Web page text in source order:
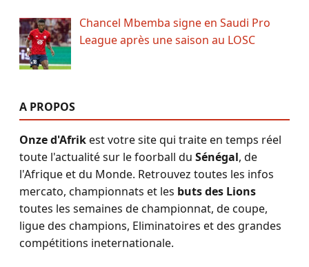
Chancel Mbemba signe en Saudi Pro
League après une saison au LOSC
A PROPOS
Onze d'Afrikest votre site qui traite en temps réel
toute l'actualité sur le foorball du Sénégal, de
l'Afrique et du Monde. Retrouvez toutes les infos
mercato, championnats et les buts des Lions
toutes les semaines de championnat, de coupe,
ligue des champions, Eliminatoires et des grandes
compétitions ineternationale.